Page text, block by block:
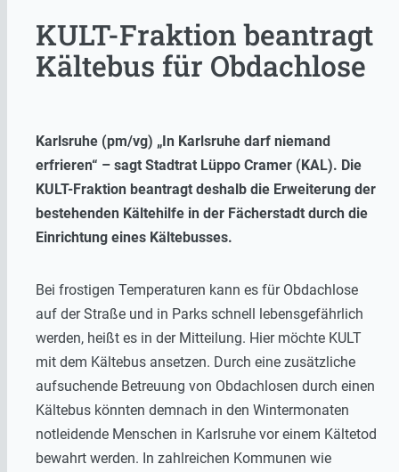
KULT-Fraktion beantragt
Kältebus für Obdachlose
Karlsruhe (pm/vg) „In Karlsruhe darf niemand
erfrieren“ – sagt Stadtrat Lüppo Cramer (KAL). Die
KULT-Fraktion beantragt deshalb die Erweiterung der
bestehenden Kältehilfe in der Fächerstadt durch die
Einrichtung eines Kältebusses.
Bei frostigen Temperaturen kann es für Obdachlose
auf der Straße und in Parks schnell lebensgefährlich
werden, heißt es in der Mitteilung. Hier möchte KULT
mit dem Kältebus ansetzen. Durch eine zusätzliche
aufsuchende Betreuung von Obdachlosen durch einen
Kältebus könnten demnach in den Wintermonaten
notleidende Menschen in Karlsruhe vor einem Kältetod
bewahrt werden. In zahlreichen Kommunen wie